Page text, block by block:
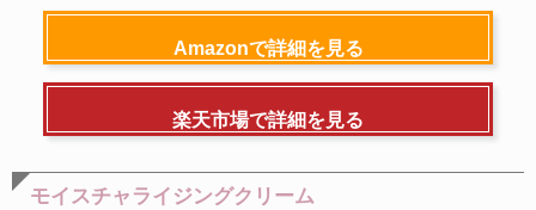
Amazonで詳細を見る
楽天市場で詳細を見る
モイスチャライジングクリーム